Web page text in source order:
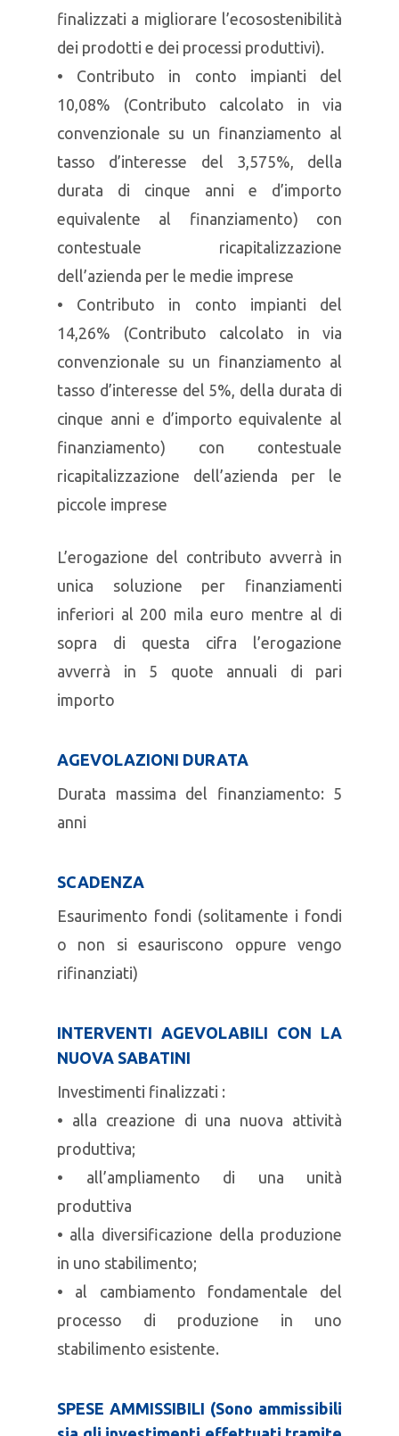
finalizzati a migliorare l’ecosostenibilità
dei prodotti e dei processi produttivi).
• Contributo in conto impianti del
10,08% (Contributo calcolato in via
convenzionale su un finanziamento al
tasso d’interesse del 3,575%, della
durata di cinque anni e d’importo
equivalente al finanziamento) con
contestuale ricapitalizzazione
dell’azienda per le medie imprese
• Contributo in conto impianti del
14,26% (Contributo calcolato in via
convenzionale su un finanziamento al
tasso d’interesse del 5%, della durata di
cinque anni e d’importo equivalente al
finanziamento) con contestuale
ricapitalizzazione dell’azienda per le
piccole imprese
L’erogazione del contributo avverrà in
unica soluzione per finanziamenti
inferiori al 200 mila euro mentre al di
sopra di questa cifra l’erogazione
avverrà in 5 quote annuali di pari
importo
AGEVOLAZIONI DURATA
Durata massima del finanziamento: 5
anni
SCADENZA
Esaurimento fondi (solitamente i fondi
o non si esauriscono oppure vengo
rifinanziati)
INTERVENTI AGEVOLABILI CON LA
NUOVA SABATINI
Investimenti finalizzati :
• alla creazione di una nuova attività
produttiva;
• all’ampliamento di una unità
produttiva
• alla diversificazione della produzione
in uno stabilimento;
• al cambiamento fondamentale del
processo di produzione in uno
stabilimento esistente.
SPESE AMMISSIBILI (Sono ammissibili